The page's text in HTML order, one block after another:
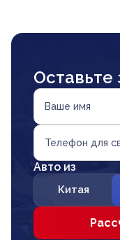
Оставьте
Ваше имя
Телефон для
Авто из
Китая